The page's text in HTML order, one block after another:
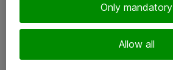
Only mandatory
Allow all